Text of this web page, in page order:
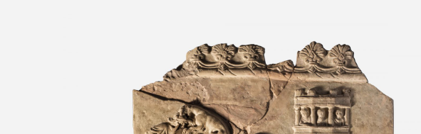
Lastra de tipo campana con escena de
Venatio